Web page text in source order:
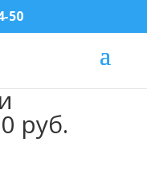
50
руб.